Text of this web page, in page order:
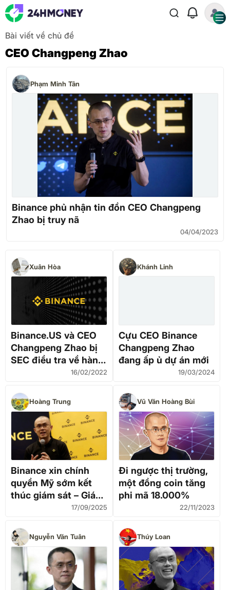
Bài viết về chủ đề
CEO Changpeng Zhao
Phạm Minh Tân
Binance phủ nhận tin đồn CEO Changpeng
Zhao bị truy nã
04/04/2023
Xuân Hòa
Binance.US và CEO
Changpeng Zhao bị
SEC điều tra về hành
vi thao túng thị16/02/2022
Khánh Linh
Cựu CEO Binance
Changpeng Zhao
đang ấp ủ dự án mới
19/03/2024
Hoàng Trung
Binance xin chính
quyền Mỹ sớm kết
thúc giám sát – Giá
BNB tiếp tục dò đỉnh
17/09/2025
Vũ Văn Hoàng Bùi
Đi ngược thị trường,
một đồng coin tăng
phi mã 18.000%
22/11/2023
Nguyễn Văn Tuân Thúy Loan